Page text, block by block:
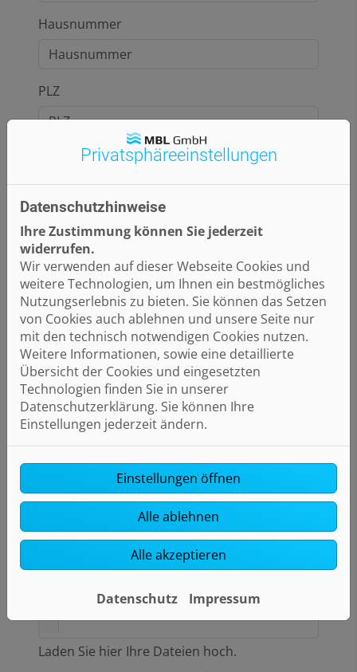
Hausnummer
PLZ
E-Mail*
Telefon
Betreff
Nachricht
Laden Sie hier Ihre Dateien hoch.
Privatsphäre­einstellungen
Datenschutzhinweise
Ihre Zustimmung können Sie jederzeit
widerrufen.
Wir verwenden auf dieser Webseite Cookies und
weitere Technologien, um Ihnen ein bestmögliches
Nutzungserlebnis zu bieten. Sie können das Setzen
von Cookies auch ablehnen und unsere Seite nur
mit den technisch notwendigen Cookies nutzen.
Weitere Informationen, sowie eine detaillierte
Übersicht der Cookies und eingesetzten
Technologien finden Sie in unserer
Datenschutzerklärung. Sie können Ihre
Einstellungen jederzeit ändern.
Einstellungen öffnen
Alle ablehnen
Alle akzeptieren
Datenschutz Impressum